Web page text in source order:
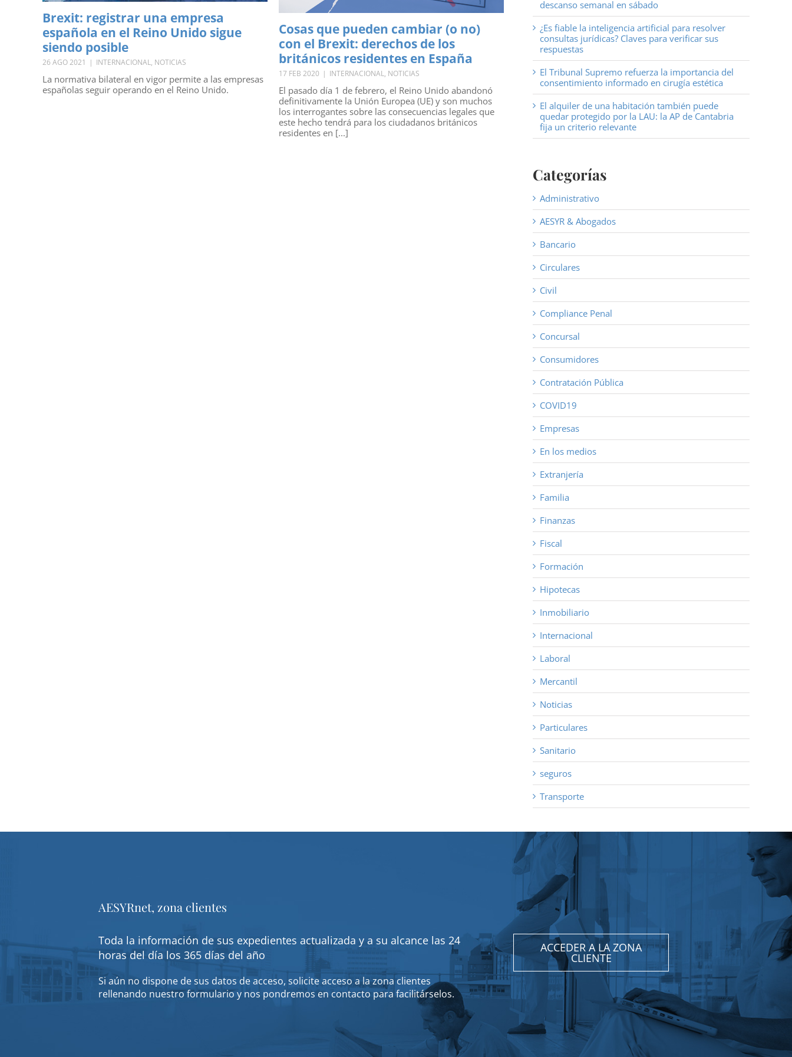
Brexit: registrar una empresa
española en el Reino Unido sigue
siendo posible
26 AGO 2021 | INTERNACIONAL, NOTICIAS
La normativa bilateral en vigor permite a las empresas
españolas seguir operando en el Reino Unido.
Cosas que pueden cambiar (o no)
con el Brexit: derechos de los
británicos residentes en España
17 FEB 2020 | INTERNACIONAL, NOTICIAS
El pasado día 1 de febrero, el Reino Unido abandonó
definitivamente la Unión Europea (UE) y son muchos
los interrogantes sobre las consecuencias legales que
este hecho tendrá para los ciudadanos británicos
residentes en [...]
descanso semanal en sábado
¿Es fiable la inteligencia artificial para resolver
consultas jurídicas? Claves para verificar sus
respuestas
El Tribunal Supremo refuerza la importancia del
consentimiento informado en cirugía estética
El alquiler de una habitación también puede
quedar protegido por la LAU: la AP de Cantabria
fija un criterio relevante
Categorías
Administrativo
AESYR & Abogados
Bancario
Circulares
Civil
Compliance Penal
Concursal
Consumidores
Contratación Pública
COVID19
Empresas
En los medios
Extranjería
Familia
Finanzas
Fiscal
Formación
Hipotecas
Inmobiliario
Internacional
Laboral
Mercantil
Noticias
Particulares
Sanitario
seguros
Transporte
AESYRnet, zona clientes
Toda la información de sus expedientes actualizada y a su alcance las 24
horas del día los 365 días del año
Si aún no dispone de sus datos de acceso, solicite acceso a la zona clientes
rellenando nuestro formulario y nos pondremos en contacto para facilitárselos.
ACCEDER A LA ZONA
CLIENTE